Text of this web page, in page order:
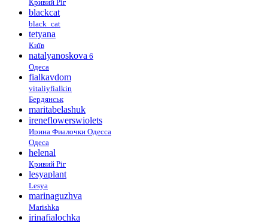
Кривий Ріг
blackcat
black_cat
tetyana
Київ
natalyanoskova 6
Одеса
fialkavdom
vitaliyfialkin
Бердянськ
maritabelashuk
ireneflowerswiolets
Ирина Фиалочки Одесса
Одеса
helenal
Кривий Ріг
lesyaplant
Lesya
marinaguzhva
Marishka
irinafialochka